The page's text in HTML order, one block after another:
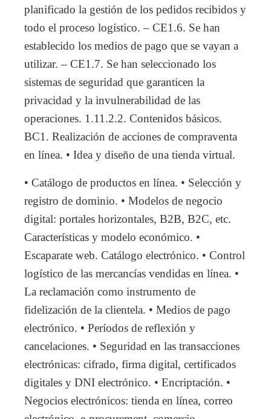
planificado la gestión de los pedidos recibidos y
todo el proceso logístico. – CE1.6. Se han
establecido los medios de pago que se vayan a
utilizar. – CE1.7. Se han seleccionado los
sistemas de seguridad que garanticen la
privacidad y la invulnerabilidad de las
operaciones. 1.11.2.2. Contenidos básicos.
BC1. Realización de acciones de compraventa
en línea. • Idea y diseño de una tienda virtual.
• Catálogo de productos en línea. • Selección y
registro de dominio. • Modelos de negocio
digital: portales horizontales, B2B, B2C, etc.
Características y modelo económico. •
Escaparate web. Catálogo electrónico. • Control
logístico de las mercancías vendidas en línea. •
La reclamación como instrumento de
fidelización de la clientela. • Medios de pago
electrónico. • Períodos de reflexión y
cancelaciones. • Seguridad en las transacciones
electrónicas: cifrado, firma digital, certificados
digitales y DNI electrónico. • Encriptación. •
Negocios electrónicos: tienda en línea, correo